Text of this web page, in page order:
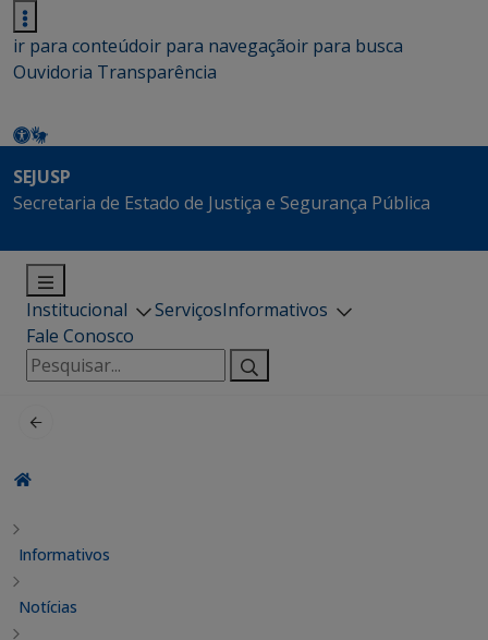
ir para conteúdoir para navegaçãoir para busca
Ouvidoria Transparência
SEJUSP
Secretaria de Estado de Justiça e Segurança Pública
Institucional ServiçosInformativos
Fale Conosco
Pesquisar
por:
Informativos
Notícias